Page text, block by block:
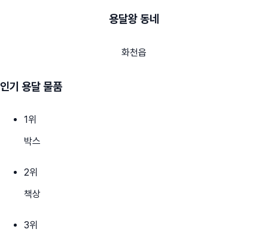
용달왕 동네
화천읍
인기 용달 물품
1위
박스
2위
책상
3위